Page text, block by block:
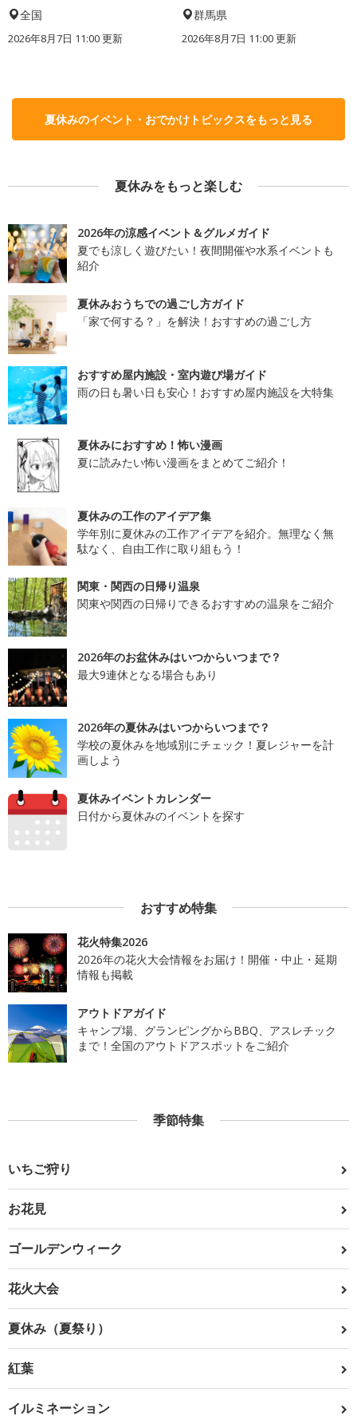
全国
2026年8月7日 11:00更新
群馬県
2026年8月7日 11:00更新
夏休みのイベント・おでかけトピックスをもっと見る
夏休みをもっと楽しむ
2026年の涼感イベント＆グルメガイド
夏でも涼しく遊びたい！夜間開催や水系イベントも
紹介
夏休みおうちでの過ごし方ガイド
「家で何する？」を解決！おすすめの過ごし方
おすすめ屋内施設・室内遊び場ガイド
雨の日も暑い日も安心！おすすめ屋内施設を大特集
夏休みにおすすめ！怖い漫画
夏に読みたい怖い漫画をまとめてご紹介！
夏休みの工作のアイデア集
学年別に夏休みの工作アイデアを紹介。無理なく無
駄なく、自由工作に取り組もう！
関東・関西の日帰り温泉
関東や関西の日帰りできるおすすめの温泉をご紹介
2026年のお盆休みはいつからいつまで？
最大9連休となる場合もあり
2026年の夏休みはいつからいつまで？
学校の夏休みを地域別にチェック！夏レジャーを計
画しよう
夏休みイベントカレンダー
日付から夏休みのイベントを探す
おすすめ特集
花火特集2026
2026年の花火大会情報をお届け！開催・中止・延期
情報も掲載
アウトドアガイド
キャンプ場、グランピングからBBQ、アスレチック
まで！全国のアウトドアスポットをご紹介
季節特集
いちご狩り
お花見
ゴールデンウィーク
花火大会
夏休み（夏祭り）
紅葉
イルミネーション